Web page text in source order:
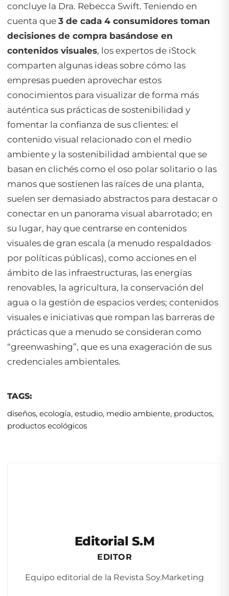
concluye la Dra. Rebecca Swift. Teniendo en
cuenta que 3 de cada 4 consumidores toman
decisiones de compra basándose en
contenidos visuales, los expertos de iStock
comparten algunas ideas sobre cómo las
empresas pueden aprovechar estos
conocimientos para visualizar de forma más
auténtica sus prácticas de sostenibilidad y
fomentar la confianza de sus clientes: el
contenido visual relacionado con el medio
ambiente y la sostenibilidad ambiental que se
basan en clichés como el oso polar solitario o las
manos que sostienen las raíces de una planta,
suelen ser demasiado abstractos para destacar o
conectar en un panorama visual abarrotado; en
su lugar, hay que centrarse en contenidos
visuales de gran escala (a menudo respaldados
por políticas públicas), como acciones en el
ámbito de las infraestructuras, las energías
renovables, la agricultura, la conservación del
agua o la gestión de espacios verdes; contenidos
visuales e iniciativas que rompan las barreras de
prácticas que a menudo se consideran como
“greenwashing”, que es una exageración de sus
credenciales ambientales.
TAGS:
diseños, ecología, estudio, medio ambiente, productos,
productos ecológicos
Editorial S.M
EDITOR
Equipo editorial de la Revista Soy.Marketing